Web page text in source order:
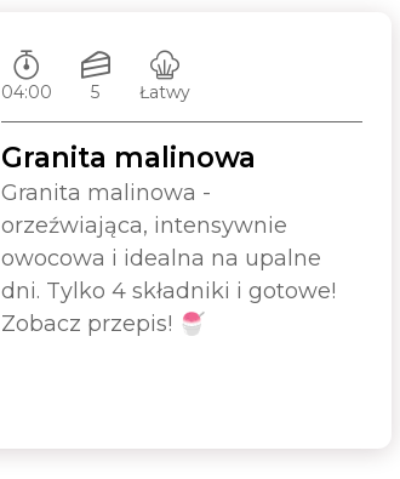
Czas przygotowywania:
04:00
Ilość porcji:
5
Poziom trudności:
Łatwy
Granita malinowa
Granita malinowa -
orzeźwiająca, intensywnie
owocowa i idealna na upalne
dni. Tylko 4 składniki i gotowe!
Zobacz przepis! 🍧